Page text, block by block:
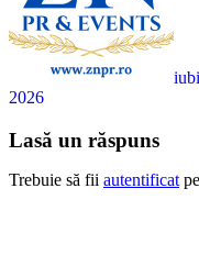
2026
Lasă un răspuns
Trebuie să fii autentificat